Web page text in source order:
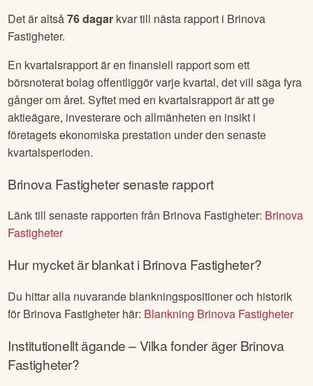
Det är altså76dagar kvar till nästa rapport i Brinova
Fastigheter.
En kvartalsrapport är en finansiell rapport som ett
börsnoterat bolag offentliggör varje kvartal, det vill säga fyra
gånger om året. Syftet med en kvartalsrapport är att ge
aktieägare, investerare och allmänheten en insikt i
företagets ekonomiska prestation under den senaste
kvartalsperioden.
Brinova Fastighetersenaste rapport
Länk till senaste rapporten från Brinova Fastigheter: Brinova
Fastigheter
Hur mycket är blankat iBrinova Fastigheter?
Du hittar alla nuvarande blankningspositioner och historik
för Brinova Fastigheter här: Blankning Brinova Fastigheter
Institutionellt ägande – Vilka fonder ägerBrinova
Fastigheter?